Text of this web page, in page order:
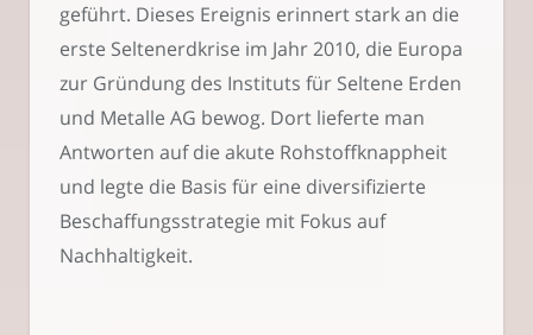
geführt. Dieses Ereignis erinnert stark an die
erste Seltenerdkrise im Jahr 2010, die Europa
zur Gründung des Instituts für Seltene Erden
und Metalle AG bewog. Dort lieferte man
Antworten auf die akute Rohstoffknappheit
und legte die Basis für eine diversifizierte
Beschaffungsstrategie mit Fokus auf
Nachhaltigkeit.